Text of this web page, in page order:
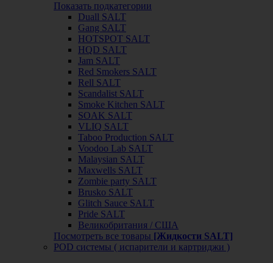
Показать подкатегории
Duall SALT
Gang SALT
HOTSPOT SALT
HQD SALT
Jam SALT
Red Smokers SALT
Rell SALT
Scandalist SALT
Smoke Kitchen SALT
SOAK SALT
VLIQ SALT
Taboo Production SALT
Voodoo Lab SALT
Malaysian SALT
Maxwells SALT
Zombie party SALT
Brusko SALT
Glitch Sauce SALT
Pride SALT
Великобритания / США
Посмотреть все товары [Жидкости SALT]
POD системы ( испарители и картриджи )